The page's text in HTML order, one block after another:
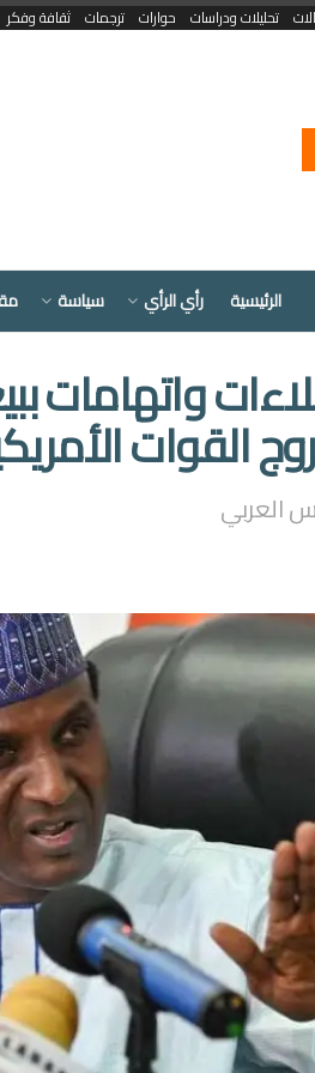
تحليلات ودراسات حوارات ترجمات ثقافة وفكر
الرئيسية رأي الرأي سياسة
واتهامات
القوات
العربي